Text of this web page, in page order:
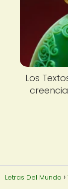
Los
Letras Del Mundo